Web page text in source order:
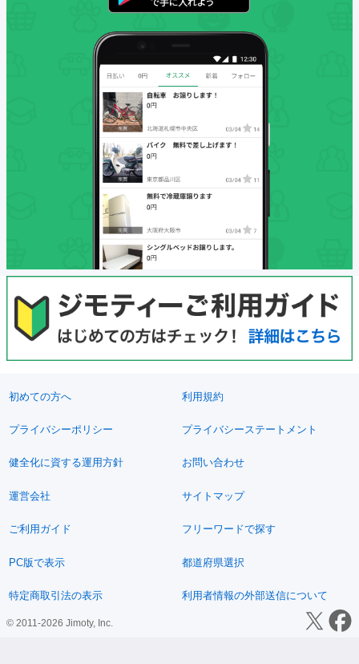
初めての方へ 利用規約
プライバシーポリシー プライバシーステートメント
健全化に資する運用方針 お問い合わせ
運営会社 サイトマップ
ご利用ガイド フリーワードで探す
PC版で表示 都道府県選択
特定商取引法の表示 利用者情報の外部送信について
© 2011-2026 Jimoty, Inc.